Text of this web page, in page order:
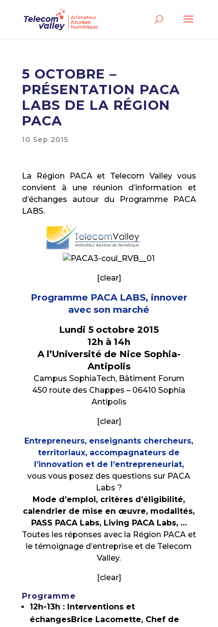
5 OCTOBRE –
PRÉSENTATION PACA
LABS DE LA RÉGION
PACA
10 Sep 2015
La Région PACA et Telecom Valley vous
convient à une réunion d’information et
d’échanges autour du Programme PACA
LABS.
[clear]
Programme PACA LABS, innover
avec son marché
Lundi 5 octobre 2015
12h à 14h
A l’Université de Nice Sophia-
Antipolis
Campus SophiaTech, Bâtiment Forum
450 route des Chappes – 06410 Sophia
Antipolis
[clear]
Entrepreneurs, enseignants chercheurs,
territoriaux, accompagnateurs de
l’innovation et de l’entrepreneuriat,
vous vous posez des questions sur PACA
Labs ?
Mode d’emploi, critères d’éligibilité,
calendrier de mise en œuvre, modalités,
PASS PACA Labs, Living PACA Labs, …
Toutes les réponses avec la Région PACA et
le témoignage d’entreprise et de Telecom
Valley.
[clear]
Programme
12h-13h : Interventions et
échangesBrice Lacomette, Chef de